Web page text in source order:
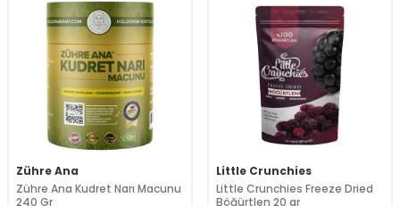
Zühre Ana
Zühre Ana Kudret Narı Macunu
240 Gr
Little Crunchies
Little Crunchies Freeze Dried
Böğürtlen 20 gr